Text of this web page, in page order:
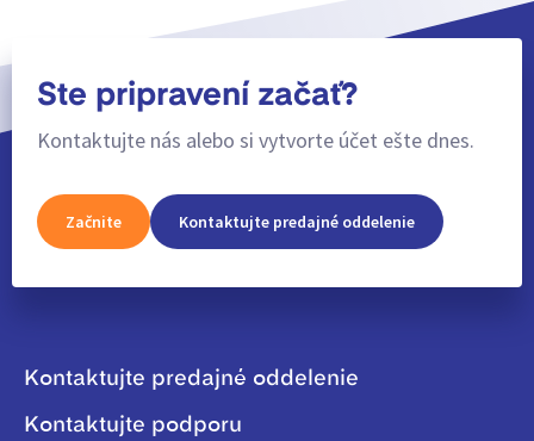
Ste pripravení začať?
Kontaktujte nás alebo si vytvorte účet ešte dnes.
Začnite Kontaktujte predajné oddelenie
Kontaktujte predajné oddelenie
Kontaktujte podporu